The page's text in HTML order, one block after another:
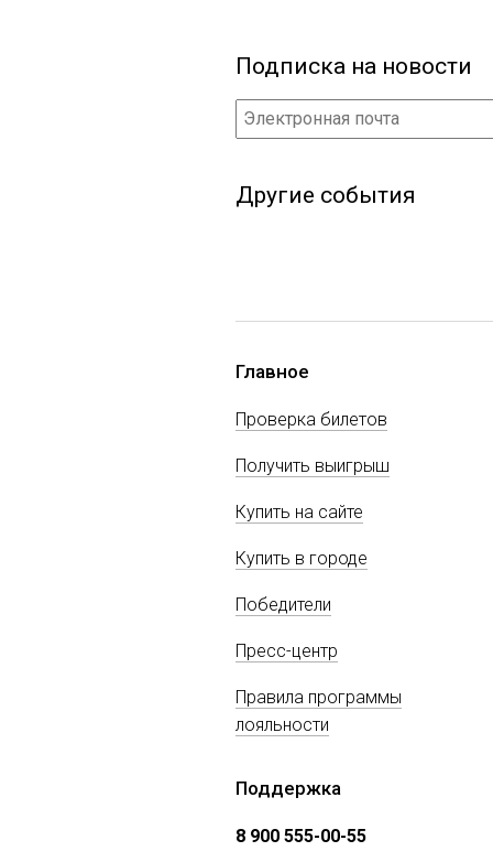
Подписка на новости
Другие события
Главное
Проверка билетов
Получить выигрыш
Купить на сайте
Купить в городе
Победители
Пресс-центр
Правила программы
лояльности
Поддержка
8 900 555-00-55